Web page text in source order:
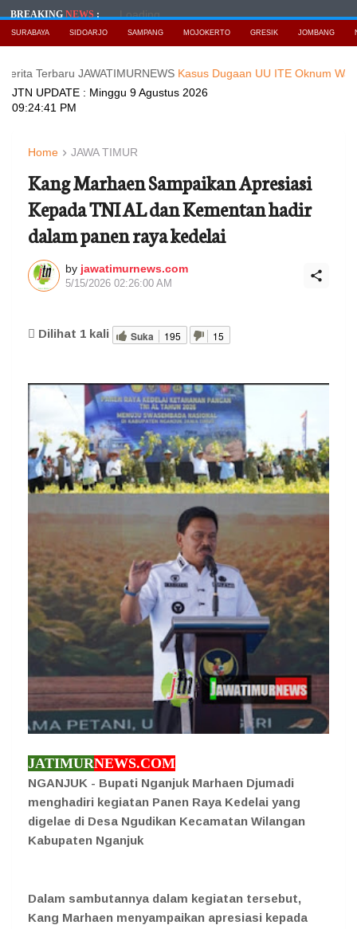
BREAKINGNEWS: Loading...
SURABAYA SIDOARJO SAMPANG MOJOKERTO GRESIK JOMBANG
JAWATIMURNEWSKasus Dugaan UU ITE Oknum Wartawati,
JTN UPDATE : Minggu 9 Agustus 2026
09:24:43 PM
Home JAWA TIMUR
Kang Marhaen Sampaikan Apresiasi
Kepada TNI AL dan Kementan hadir
dalam panen raya kedelai
by jawatimurnews.com
5/15/2026 02:26:00 AM
Dilihat 1 kali Suka 195 15
JATIMURNEWS.COM
NGANJUK - Bupati Nganjuk Marhaen Djumadi
menghadiri kegiatan Panen Raya Kedelai yang
digelae di Desa Ngudikan Kecamatan Wilangan
Kabupaten Nganjuk
Dalam sambutannya dalam kegiatan tersebut,
Kang Marhaen menyampaikan apresiasi kepada